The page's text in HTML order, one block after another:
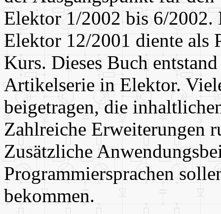
Elektor 1/2002 bis 6/2002.
Elektor 12/2001 diente als
Kurs. Dieses Buch
Artikelserie in Elektor.
beigetragen, die
Zahlreiche Erweiterungen
Zusätzliche
Programmiersprachen
bekommen.